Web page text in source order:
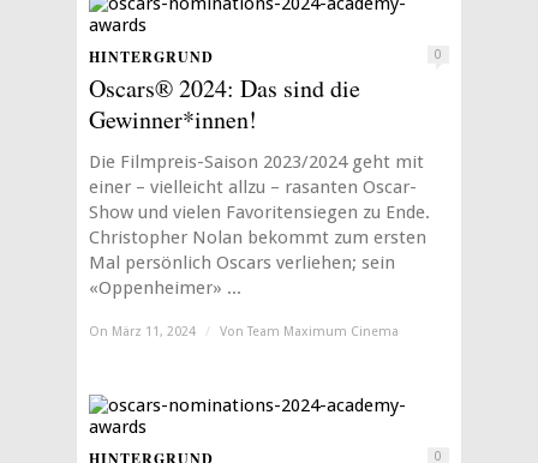
HINTERGRUND 0
Oscars® 2024: Das sind die
Gewinner*innen!
Die Filmpreis-Saison 2023/2024 geht mit
einer – vielleicht allzu – rasanten Oscar-
Show und vielen Favoritensiegen zu Ende.
Christopher Nolan bekommt zum ersten
Mal persönlich Oscars verliehen; sein
«Oppenheimer» ...
On März 11, 2024 / VonTeam Maximum Cinema
0